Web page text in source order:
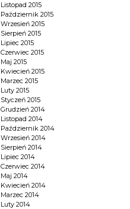
Listopad 2015
Październik 2015
Wrzesień 2015
Sierpień 2015
Lipiec 2015
Czerwiec 2015
Maj 2015
Kwiecień 2015
Marzec 2015
Luty 2015
Styczeń 2015
Grudzień 2014
Listopad 2014
Październik 2014
Wrzesień 2014
Sierpień 2014
Lipiec 2014
Czerwiec 2014
Maj 2014
Kwiecień 2014
Marzec 2014
Luty 2014